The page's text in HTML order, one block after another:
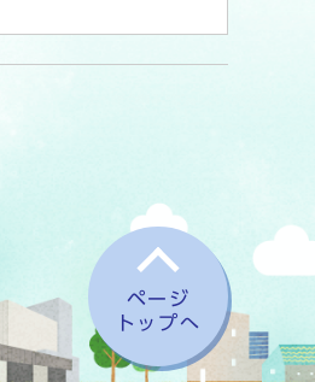
ページ
トップへ